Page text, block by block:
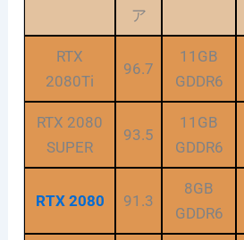
ア
RTX
2080Ti
96.7
11GB
GDDR6
RTX 2080
SUPER
93.5
11GB
GDDR6
RTX 2080 91.3
8GB
GDDR6